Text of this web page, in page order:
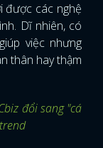
được các nghệ
Dĩ nhiên, có
việc nhưng
thân hay thậm
đổi sang "cá